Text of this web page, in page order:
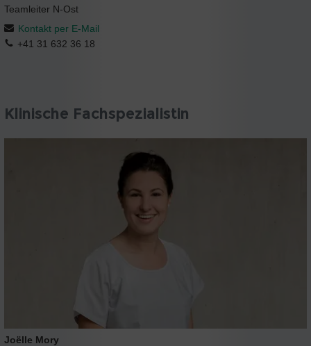
Teamleiter N-Ost
Kontakt per E-Mail
+41 31 632 36 18
Klinische Fachspezialistin
Joëlle Mory